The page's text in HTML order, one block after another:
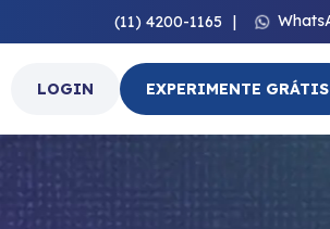
(11) 4200-1165 |
LOGIN EXPERIMENTE GRÁTIS